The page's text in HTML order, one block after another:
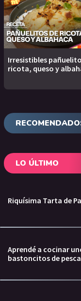
Irresistibles
ricota, queso y
LO ÚLTIMO
Riquísima Tarta de
Aprendé a cocinar
bastoncitos de